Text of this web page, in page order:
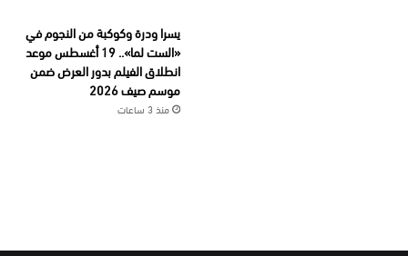
يسرا ودرة وكوكبة من النجوم في
«الست لما».. 19 أغسطس موعد
انطلاق الفيلم بدور العرض ضمن
موسم صيف 2026
منذ 3 ساعات